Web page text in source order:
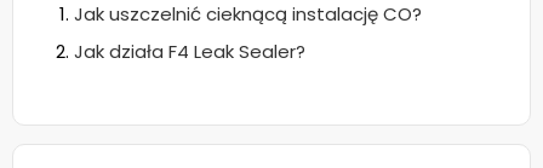
Jak uszczelnić cieknącą instalację CO?
Jak działa F4 Leak Sealer?